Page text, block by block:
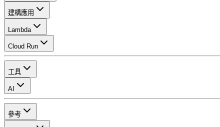
建構應用
Lambda
Cloud Run
工具
AI
參考